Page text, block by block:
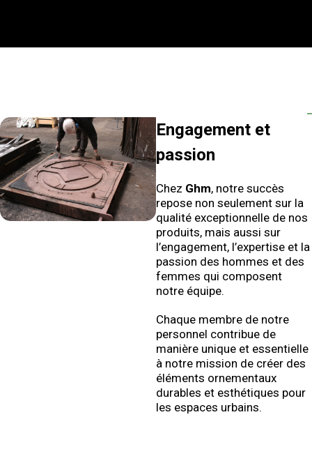
Engagement et
passion
Chez Ghm, notre succès
repose non seulement sur la
qualité exceptionnelle de nos
produits, mais aussi sur
l’engagement, l’expertise et la
passion des hommes et des
femmes qui composent
notre équipe.
Chaque membre de notre
personnel contribue de
manière unique et essentielle
à notre mission de créer des
éléments ornementaux
durables et esthétiques pour
les espaces urbains.